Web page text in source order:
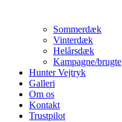
Sommerdæk
Vinterdæk
Helårsdæk
Kampagne/brugte
Hunter Vejtryk
Galleri
Om os
Kontakt
Trustpilot